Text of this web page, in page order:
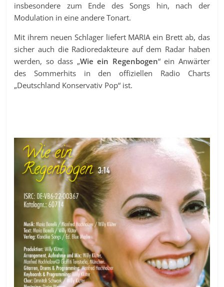
insbesondere zum Ende des Songs hin, nach der
Modulation in eine andere Tonart.
Mit ihrem neuen Schlager liefert MARIA ein Brett ab, das
sicher auch die Radioredakteure auf dem Radar haben
werden, so dass „Wie ein Regenbogen“ ein Anwärter
des Sommerhits in den offiziellen Radio Charts
„Deutschland Konservativ Pop“ ist.